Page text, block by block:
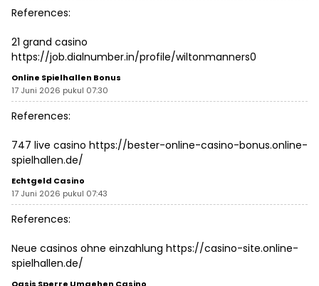
References:
21 grand casino
https://job.dialnumber.in/profile/wiltonmanners0
Online Spielhallen Bonus
17 Juni 2026 pukul 07:30
References:
747 live casino https://bester-online-casino-bonus.online-
spielhallen.de/
Echtgeld Casino
17 Juni 2026 pukul 07:43
References:
Neue casinos ohne einzahlung https://casino-site.online-
spielhallen.de/